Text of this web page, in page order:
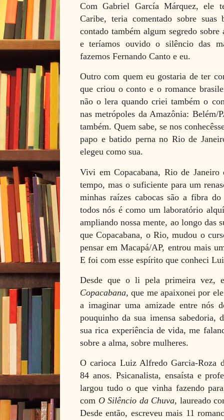
Com Gabriel García Márquez, ele
Caribe, teria comentado sobre
contado também algum segredo
e teríamos ouvido o silêncio das
fazemos Fernando Canto e eu.
Outro com quem eu gostaria de ter
que criou o conto e o romance
não o lera quando criei também o
nas metrópoles da Amazônia:
também. Quem sabe, se nos
papo e batido perna no Rio de
elegeu como sua.
Vivi em Copacabana, Rio de
tempo, mas o suficiente para um
minhas raízes cabocas são a fibra
todos nós é como um laboratório
ampliando nossa mente, ao longo das
que Copacabana, o Rio, mudou o
pensar em Macapá/AP, entrou mais
E foi com esse espírito que conheci
Desde que o li pela primeira vez,
Copacabana, que me apaixonei por
a imaginar uma amizade entre nós
pouquinho da sua imensa sabedoria,
sua rica experiência de vida, me
sobre a alma, sobre mulheres.
O carioca Luiz Alfredo Garcia-Roza
84 anos. Psicanalista, ensaísta e
largou tudo o que vinha fazendo
com O Silêncio da Chuva, laureado
Desde então, escreveu mais 11